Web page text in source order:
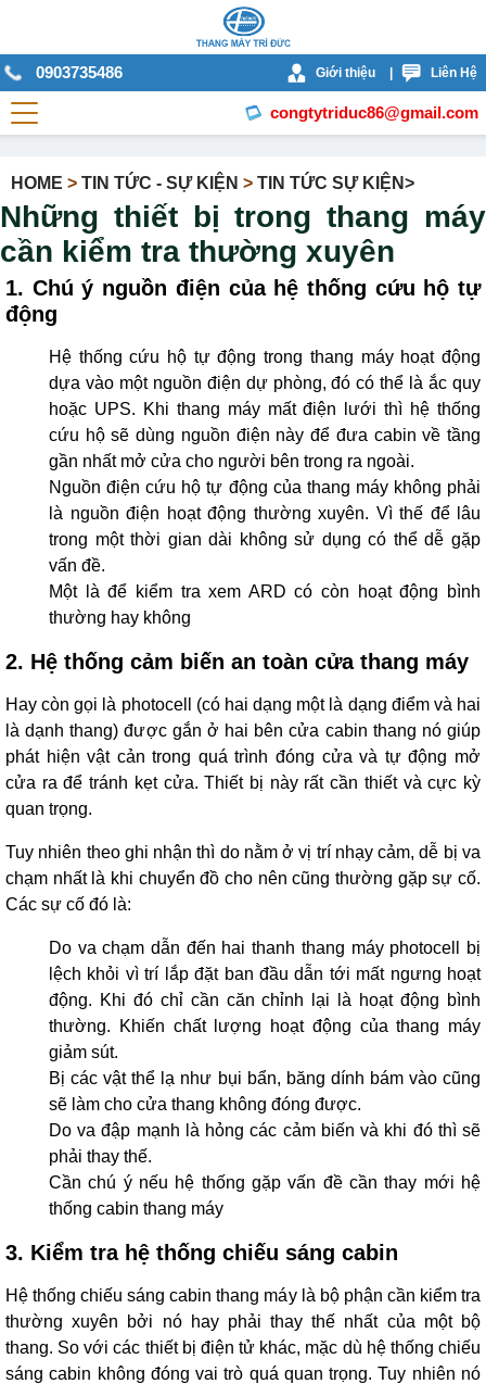
0903735486 Giới thiệu Liên Hệ
congtytriduc86@gmail.com
HOME > TIN TỨC - SỰ KIỆN > TIN TỨC SỰ KIỆN>
Những thiết bị trong thang máy
cần kiểm tra thường xuyên
1. Chú ý nguồn điện của hệ thống cứu hộ tự
động
Hệ thống cứu hộ tự động trong thang máy hoạt động
dựa vào một nguồn điện dự phòng, đó có thể là ắc quy
hoặc UPS. Khi thang máy mất điện lưới thì hệ thống
cứu hộ sẽ dùng nguồn điện này để đưa cabin về tầng
gần nhất mở cửa cho người bên trong ra ngoài.
Nguồn điện cứu hộ tự động của thang máy không phải
là nguồn điện hoạt động thường xuyên. Vì thế để lâu
trong một thời gian dài không sử dụng có thể dễ gặp
vấn đề.
Một là để kiểm tra xem ARD có còn hoạt động bình
thường hay không
2. Hệ thống cảm biến an toàn cửa thang máy
Hay còn gọi là photocell (có hai dạng một là dạng điểm và hai
là dạnh thang) được gắn ở hai bên cửa cabin thang nó giúp
phát hiện vật cản trong quá trình đóng cửa và tự động mở
cửa ra để tránh kẹt cửa. Thiết bị này rất cần thiết và cực kỳ
quan trọng.
Tuy nhiên theo ghi nhận thì do nằm ở vị trí nhạy cảm, dễ bị va
chạm nhất là khi chuyển đồ cho nên cũng thường gặp sự cố.
Các sự cố đó là:
Do va chạm dẫn đến hai thanh thang máy photocell bị
lệch khỏi vì trí lắp đặt ban đầu dẫn tới mất ngưng hoạt
động. Khi đó chỉ cần căn chỉnh lại là hoạt động bình
thường. Khiến chất lượng hoạt động của thang máy
giảm sút.
Bị các vật thể lạ như bụi bẩn, băng dính bám vào cũng
sẽ làm cho cửa thang không đóng được.
Do va đập mạnh là hỏng các cảm biến và khi đó thì sẽ
phải thay thế.
Cần chú ý nếu hệ thống gặp vấn đề cần thay mới hệ
thống cabin thang máy
3. Kiểm tra hệ thống chiếu sáng cabin
Hệ thống chiếu sáng cabin thang máy là bộ phận cần kiểm tra
thường xuyên bởi nó hay phải thay thế nhất của một bộ
thang. So với các thiết bị điện tử khác, mặc dù hệ thống chiếu
sáng cabin không đóng vai trò quá quan trọng. Tuy nhiên nó